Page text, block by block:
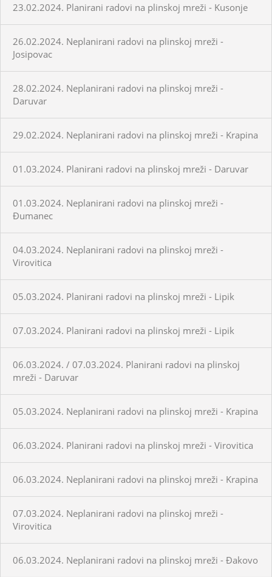
23.02.2024. Planirani radovi na plinskoj mreži - Kusonje
26.02.2024. Neplanirani radovi na plinskoj mreži -
Josipovac
28.02.2024. Neplanirani radovi na plinskoj mreži -
Daruvar
29.02.2024. Neplanirani radovi na plinskoj mreži - Krapina
01.03.2024. Planirani radovi na plinskoj mreži - Daruvar
01.03.2024. Neplanirani radovi na plinskoj mreži -
Đumanec
04.03.2024. Neplanirani radovi na plinskoj mreži -
Virovitica
05.03.2024. Planirani radovi na plinskoj mreži - Lipik
07.03.2024. Planirani radovi na plinskoj mreži - Lipik
06.03.2024. / 07.03.2024. Planirani radovi na plinskoj
mreži - Daruvar
05.03.2024. Neplanirani radovi na plinskoj mreži - Krapina
06.03.2024. Planirani radovi na plinskoj mreži - Virovitica
06.03.2024. Neplanirani radovi na plinskoj mreži - Krapina
07.03.2024. Neplanirani radovi na plinskoj mreži -
Virovitica
06.03.2024. Neplanirani radovi na plinskoj mreži - Đakovo